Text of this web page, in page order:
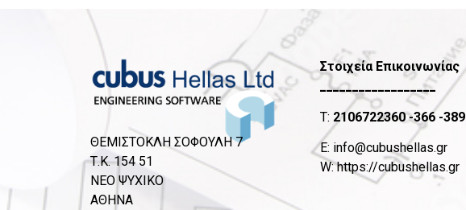
ΘΕΜΙΣΤΟΚΛΗ ΣΟΦΟΥΛΗ 7
Τ.Κ. 154 51
ΝΕΟ ΨΥΧΙΚΟ
ΑΘΗΝΑ
Στοιχεία Επικοινωνίας
__________________
T: 2106722360-366 -389
Ε: info@cubushellas.gr
W:https://cubushellas.gr